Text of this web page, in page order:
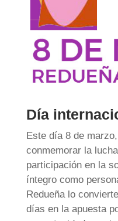
Día
Este día 8 de
conmemorar la
participación en la
íntegro como
Redueña lo
días en la apuesta